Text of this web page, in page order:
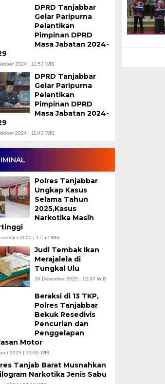
DPRD Tanjabbar
Gelar Paripurna
Pelantikan
Pimpinan DPRD
Masa Jabatan 2024-
2024 | 11:53 WIB
DPRD Tanjabbar
Gelar Paripurna
Pelantikan
Pimpinan DPRD
Masa Jabatan 2024-
2024 | 11:43 WIB
Polres Tanjabbar
Ungkap Kasus
Selama Tahun
2025,Kasus
Narkotika Masih
2025 | 17:52 WIB
Judi Tembak Ikan
Merajalela di
Tungkal Ulu
30 Desember 2025 | 12:07 WIB
Beraksi di 13 TKP,
Polres Tanjabbar
Bekuk Resedivis
Pencurian dan
Penggelapan
Motor
2025 | 13:05 WIB
Tanjab Barat Musnahkan
Narkotika Jenis Sabu